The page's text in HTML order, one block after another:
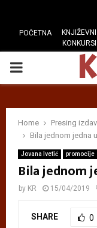
POČETNA
KNJIŽEVNI
KONKURSI
PRIMARY
Home Presing
Bila jednom jedna
Jovana Ivetić promocije
Bila jednom
by KR 15/04/2019
SHARE 0